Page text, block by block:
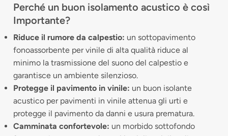
Perché un buon isolamento acustico è così
Importante?
Riduce il rumore da calpestio: un sottopavimento
fonoassorbente per vinile di alta qualità riduce al
minimo la trasmissione del suono del calpestio e
garantisce un ambiente silenzioso.
Protegge il pavimento in vinile: un buon isolante
acustico per pavimenti in vinile attenua gli urti e
protegge il pavimento da danni e usura prematura.
Camminata confortevole: un morbido sottofondo